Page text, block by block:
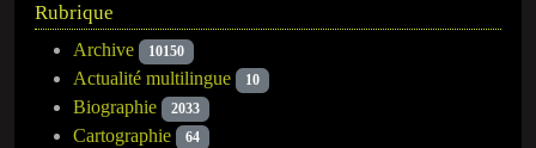
Rubrique
Archive 10150
Actualité multilingue 10
Biographie 2033
Cartographie 64